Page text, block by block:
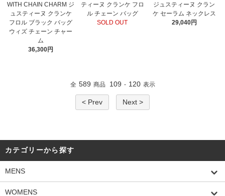
WITH CHAIN CHARM ジ
ュスティーヌ クランケ
フロル ブラック バッグ
ウィズ チェーン チャー
ム
36,300円
ティーヌ クランケ フロ
ル チェーン バッグ
SOLD OUT
ジュスティーヌ クラン
ケ セーラム ネックレス
29,040円
全 589 商品 109 - 120 表示
< Prev Next >
カテゴリーから探す
MENS
WOMENS